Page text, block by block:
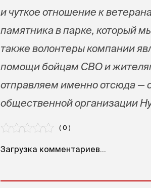
и чуткое отношение к
памятника в парке, который
также волонтеры компании
помощи бойцам СВО и
отправляем именно отсюда —
общественной организации
( 0 )
Загрузка комментариев...